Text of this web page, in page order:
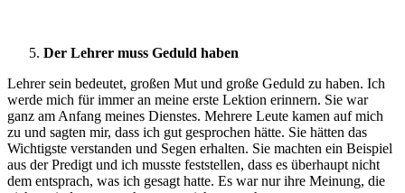
Der Lehrer muss Geduld haben
Lehrer sein bedeutet, großen Mut und große Geduld zu haben. Ich
werde mich für immer an meine erste Lektion erinnern. Sie war
ganz am Anfang meines Dienstes. Mehrere Leute kamen auf mich
zu und sagten mir, dass ich gut gesprochen hätte. Sie hätten das
Wichtigste verstanden und Segen erhalten. Sie machten ein Beispiel
aus der Predigt und ich musste feststellen, dass es überhaupt nicht
dem entsprach, was ich gesagt hatte. Es war nur ihre Meinung, die